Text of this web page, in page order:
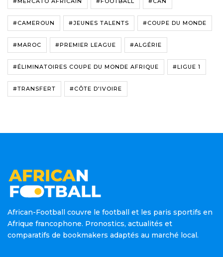
#CAMEROUN #JEUNES TALENTS #COUPE DU MONDE
#MAROC #PREMIER LEAGUE #ALGÉRIE
#ÉLIMINATOIRES COUPE DU MONDE AFRIQUE #LIGUE 1
#TRANSFERT #CÔTE D'IVOIRE
African-Football couvre le football et les paris sportifs en
Afrique francophone. Pronostics, actualités et
comparatifs de bookmakers adaptés au marché local.